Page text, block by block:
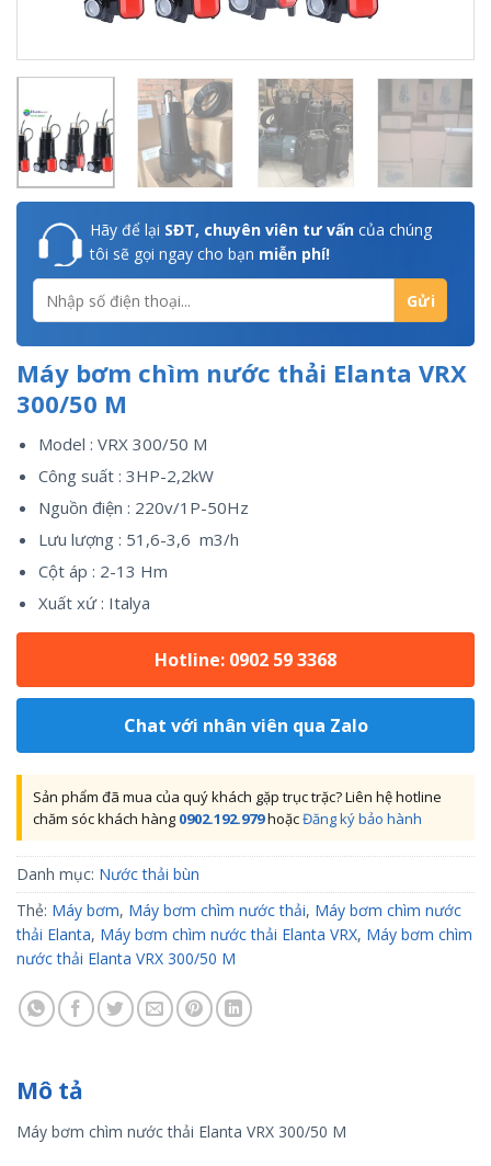
Hãy để lại SĐT, chuyên viên tư vấn của chúng
tôi sẽ gọi ngay cho bạn miễn phí!
Máy bơm chìm nước thải Elanta VRX
300/50 M
Model : VRX 300/50 M
Công suất : 3HP-2,2kW
Nguồn điện : 220v/1P-50Hz
Lưu lượng : 51,6-3,6 m3/h
Cột áp : 2-13 Hm
Xuất xứ : Italya
Hotline: 0902 59 3368
Chat với nhân viên qua Zalo
Sản phẩm đã mua của quý khách gặp trục trặc? Liên hệ hotline
chăm sóc khách hàng 0902.192.979hoặcĐăng ký bảo hành
Danh mục: Nước thải bùn
Thẻ: Máy bơm, Máy bơm chìm nước thải, Máy bơm chìm nước
thải Elanta, Máy bơm chìm nước thải Elanta VRX, Máy bơm chìm
nước thải Elanta VRX 300/50 M
Mô tả
Máy bơm chìm nước thải Elanta VRX 300/50 M